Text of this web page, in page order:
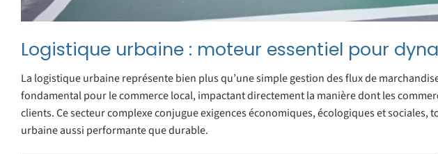
Logistique urbaine : moteur essentiel pour
La logistique urbaine représente bien plus qu’une simple gestion des flux de
fondamental pour le commerce local, impactant directement la manière dont les
clients. Ce secteur complexe conjugue exigences économiques, écologiques et
urbaine aussi performante que durable.